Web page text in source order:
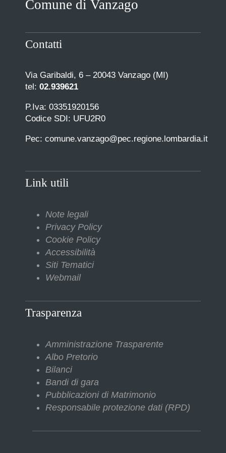
COMUNICAZIONE
Comune di Vanzago
Contatti
Via Garibaldi, 6 – 20043 Vanzago (MI)
tel: 02.939621
P.Iva: 03351920156
Codice SDI: UFU2R0
Pec: comune.vanzago@pec.regione.lombardia.it
Link utili
Note legali
Privacy Policy
Cookie Policy
Accessibilità
Siti Tematici
Webmail
Trasparenza
Amministrazione Trasparente
Albo Pretorio
Bilanci
Bandi di gara
Pubblicazioni di Matrimonio
Responsabile protezione dati (RPD)